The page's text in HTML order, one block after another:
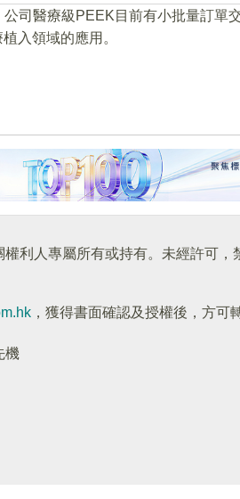
司醫療級PEEK目前有小批量訂單
入領域的應用。
利人專屬所有或持有。未經許可，
，獲得書面確認及授權後，方可
機